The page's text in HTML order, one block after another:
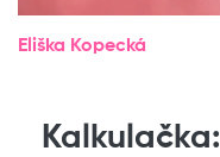
Eliška Kopecká